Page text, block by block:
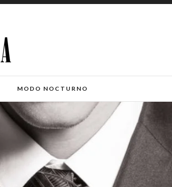
MODO NOCTURNO